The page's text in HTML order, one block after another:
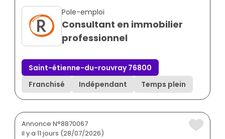
Pole-emploi
Consultant en immobilier
professionnel
Saint-étienne-du-rouvray 76800
Franchisé
Indépendant Temps plein
Annonce N°8870067
il y a 11 jours (28/07/2026)